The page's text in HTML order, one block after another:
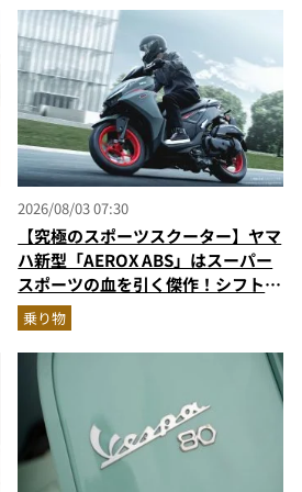
2026/08/03 07:30
【究極のスポーツスクーター】ヤマ
ハ新型「AEROX ABS」はスーパー
スポーツの血を引く傑作！シフトダ
ウン可能で街乗りからツーリングま
で最強
乗り物